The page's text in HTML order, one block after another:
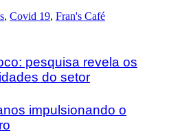
, Covid 19, Fran's Café
pesquisa revela os
do setor
impulsionando o